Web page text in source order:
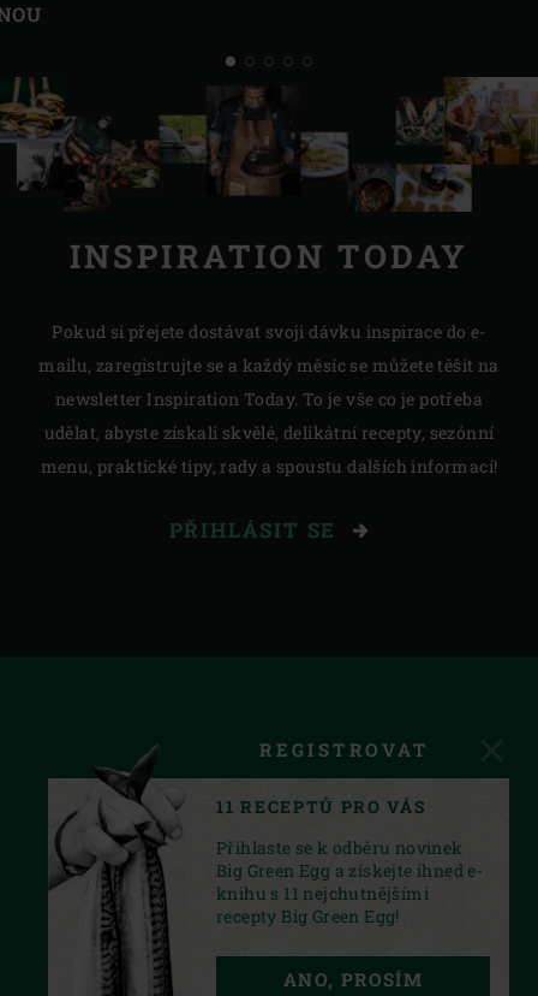
INSPIRATION TODAY
Pokud si přejete dostávat svoji dávku inspirace do e-
mailu, zaregistrujte se a každý měsíc se můžete těšit na
newsletter Inspiration Today. To je vše co je potřeba
udělat, abyste získali skvělé, delikátní recepty, sezónní
menu, praktické tipy, rady a spoustu dalších informací!
PŘIHLÁSIT SE
YOUTUBE
REGISTROVAT
11 RECEPTŮ PRO VÁS
Přihlaste se k odběru novinek
Big Green Egg a získejte ihned e-
knihu s 11 nejchutnějšími
recepty Big Green Egg!
ANO, PROSÍM